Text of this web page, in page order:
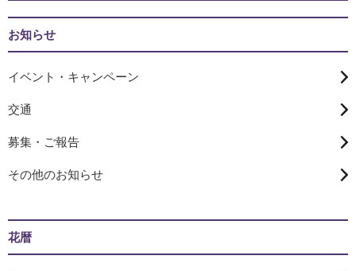
お知らせ
イベント・キャンペーン
交通
募集・ご報告
その他のお知らせ
花暦